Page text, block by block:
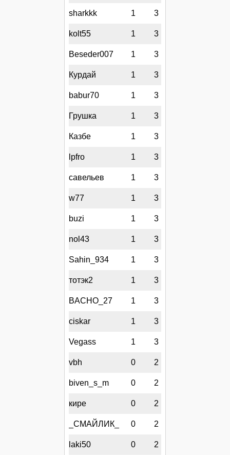
sharkkk 1 3
kolt55 1 3
Beseder007 1 3
Курдай 1 3
babur70 1 3
Грушка 1 3
Казбе 1 3
lpfro 1 3
савельев 1 3
w77 1 3
buzi 1 3
nol43 1 3
Sahin_934 1 3
тотэк2 1 3
BACHO_27 1 3
ciskar 1 3
Vegass 1 3
vbh 0 2
biven_s_m 0 2
кире 0 2
_СМАЙЛИК_ 0 2
laki50 0 2